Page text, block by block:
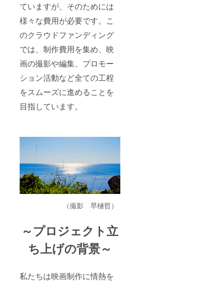
ていますが、そのためには
様々な費用が必要です。こ
のクラウドファンディング
では、制作費用を集め、映
画の撮影や編集、プロモー
ション活動など全ての工程
をスムーズに進めることを
目指しています。
（撮影 早樋哲）
～プロジェクト立
ち上げの背景～
私たちは映画制作に情熱を